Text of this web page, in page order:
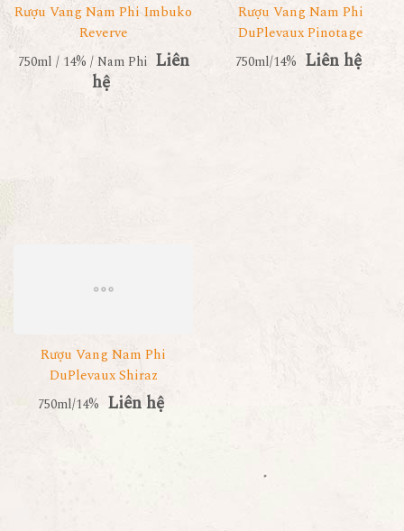
Rượu Vang Nam Phi Imbuko
Reverve
750ml / 14% / Nam Phi Liên
hệ
Rượu Vang Nam Phi
DuPlevaux Pinotage
750ml/14% Liên hệ
Rượu Vang Nam Phi
DuPlevaux Shiraz
750ml/14% Liên hệ